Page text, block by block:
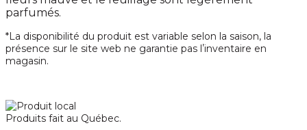
parfumés.
*La disponibilité du produit est variable selon la saison, la
présence sur le site web ne garantie pas lʼinventaire en
magasin.
Produits fait au Québec.